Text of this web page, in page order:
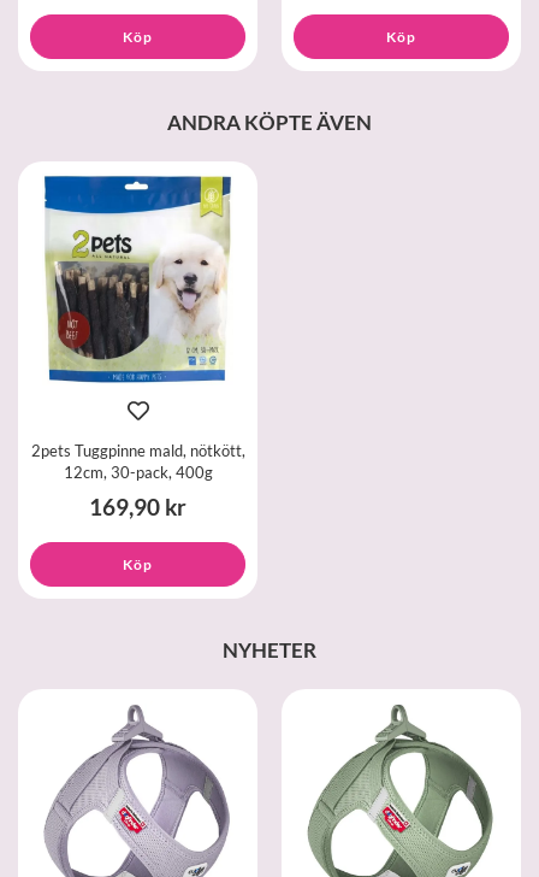
Köp Köp
ANDRA KÖPTE ÄVEN
2pets Tuggpinne mald, nötkött,
12cm, 30-pack, 400g
169,90 kr
Köp
NYHETER